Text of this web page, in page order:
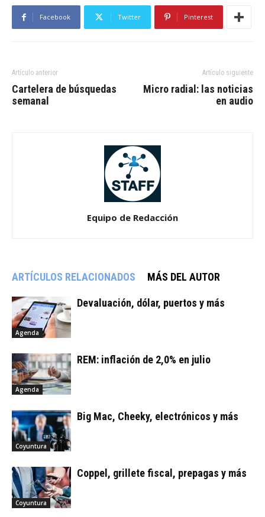
Facebook Twitter Pinterest
Artículo anterior
Cartelera de búsquedas
semanal
Artículo siguiente
Micro radial: las noticias
en audio
Equipo de Redacción
ARTÍCULOS RELACIONADOS MÁS DEL AUTOR
Agenda
Devaluación, dólar, puertos y más
Agenda
REM: inflación de 2,0% en julio
Coyuntura
Big Mac, Cheeky, electrónicos y más
Coyuntura
Coppel, grillete fiscal, prepagas y más